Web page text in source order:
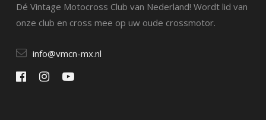
Dé Vintage Motocross Club van Nederland! Wordt lid van
onze club en cross mee op uw oude crossmotor.
info@vmcn-mx.nl